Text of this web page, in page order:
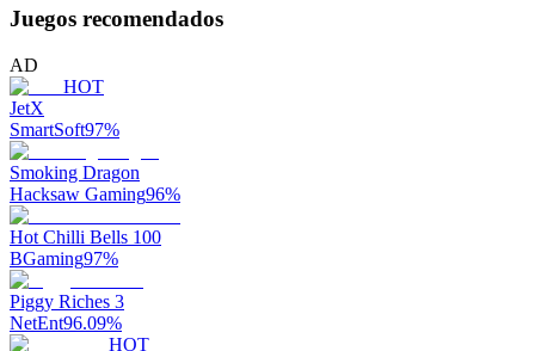
Juegos recomendados
AD
HOT
JetX
SmartSoft97%
Smoking Dragon
Hacksaw Gaming96%
Hot Chilli Bells 100
BGaming97%
Piggy Riches 3
NetEnt96.09%
HOT